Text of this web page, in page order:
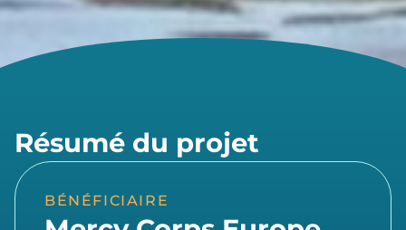
Résumé du projet
BÉNÉFICIAIRE